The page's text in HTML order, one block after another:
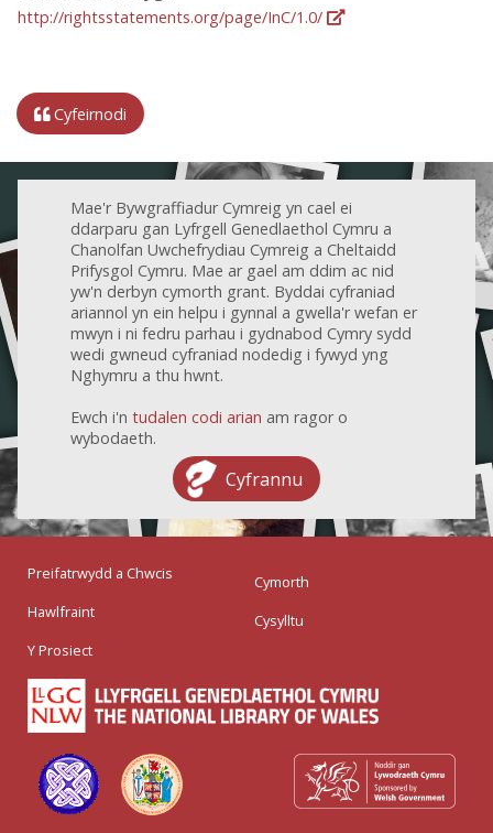
http://rightsstatements.org/page/InC/1.0/
Cyfeirnodi
Mae'r Bywgraffiadur Cymreig yn cael ei
ddarparu gan Lyfrgell Genedlaethol Cymru a
Chanolfan Uwchefrydiau Cymreig a Cheltaidd
Prifysgol Cymru. Mae ar gael am ddim ac nid
yw'n derbyn cymorth grant. Byddai cyfraniad
ariannol yn ein helpu i gynnal a gwella'r wefan er
mwyn i ni fedru parhau i gydnabod Cymry sydd
wedi gwneud cyfraniad nodedig i fywyd yng
Nghymru a thu hwnt.
Ewch i'n tudalen codi arian am ragor o
wybodaeth.
Cyfrannu
Preifatrwydd a Chwcis
Hawlfraint
Y Prosiect
Cymorth
Cysylltu